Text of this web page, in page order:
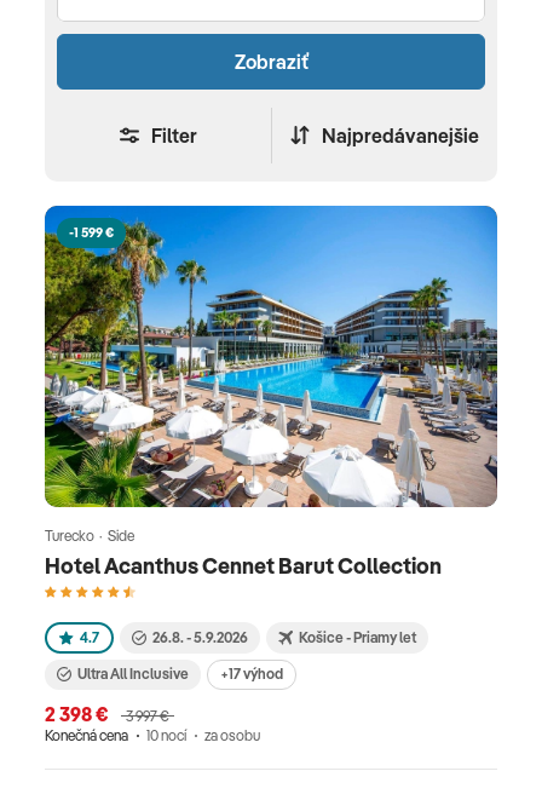
hotela.
-1 599 €
Hotel Acanthus Cennet Barut Collection
Turecko · Side
4.7 26.8. - 5.9.2026 Košice - Priamy let
Ultra All Inclusive +17 výhod
2 398 €
3 997 €
Konečná cena
10 nocí za osobu
Zobraziť
Filter Najpredávanejšie